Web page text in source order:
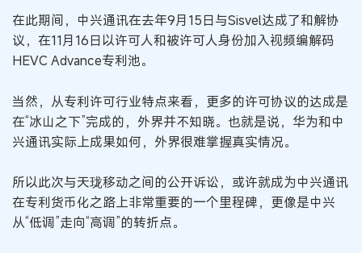
在此期间，中兴通讯在去年9月15日与Sisvel达成了和解协
议，在11月16日以许可人和被许可人身份加入视频编解码
HEVC Advance专利池。
当然，从专利许可行业特点来看，更多的许可协议的达成是
在“冰山之下”完成的，外界并不知晓。也就是说，华为和中
兴通讯实际上成果如何，外界很难掌握真实情况。
所以此次与天珑移动之间的公开诉讼，或许就成为中兴通讯
在专利货币化之路上非常重要的一个里程碑，更像是中兴
从“低调”走向“高调”的转折点。